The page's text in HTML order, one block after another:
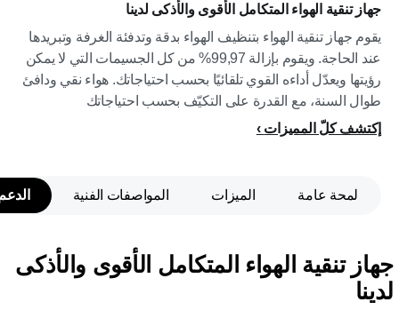
جهاز تنقية الهواء المتكامل الأقوى والأذكى لدينا
يقوم جهاز تنقية الهواء بتنظيف الهواء بدقة وتدفئة الغرفة وتبريدها
عند الحاجة. ويقوم بإزالة 99,97% من كل الجسيمات التي لا يمكن
رؤيتها ويعدّل أداءه القوي تلقائيًا بحسب احتياجاتك. هواء نقي ودافئ
طوال السنة، مع القدرة على التكيّف بحسب احتياجاتك
إكتشف كلّ المميزات
لمحة عامة الميزات المواصفات الفنية
جهاز تنقية الهواء المتكامل الأقوى والأذكى
لدينا